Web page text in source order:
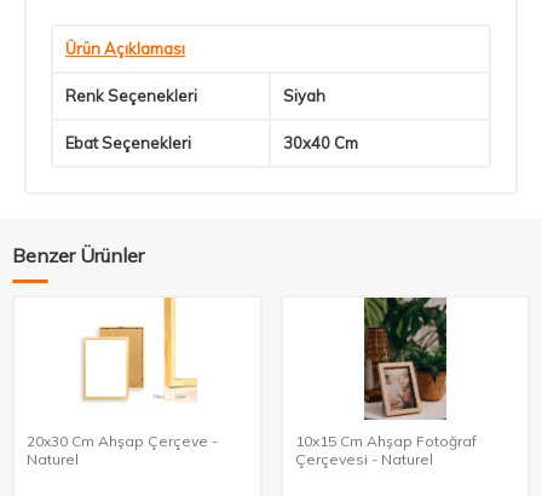
Ürün Açıklaması
Renk Seçenekleri Siyah
Ebat Seçenekleri 30x40 Cm
Benzer Ürünler
20x30 Cm Ahşap Çerçeve -
Naturel
10x15 Cm Ahşap Fotoğraf
Çerçevesi - Naturel